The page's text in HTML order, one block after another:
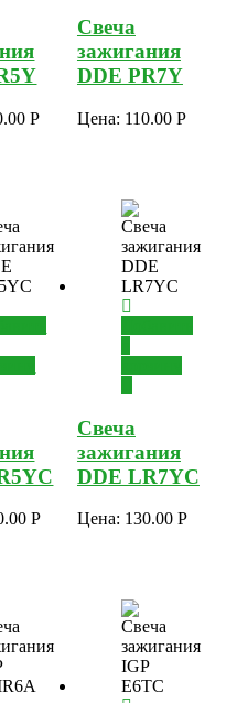
Р
Свеча
зажигания
DDE PR7Y
Цена: 110.00 Р
Р
Свеча
зажигания
DDE LR7YC
Цена: 130.00 Р